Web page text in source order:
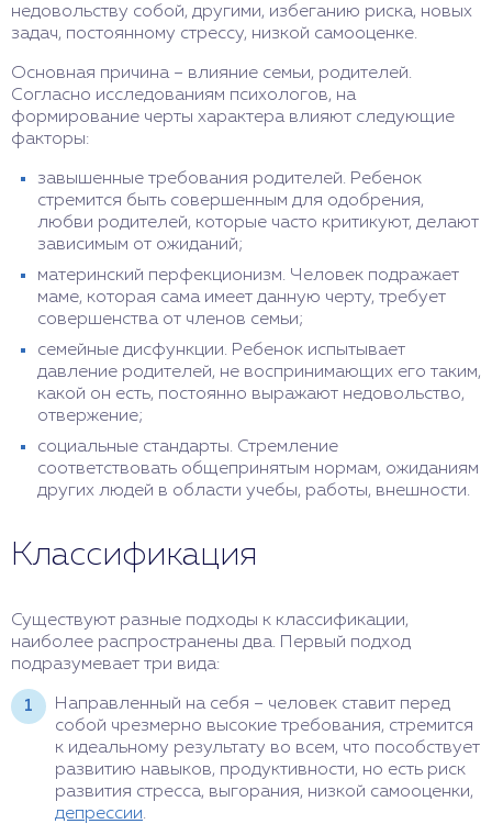
недовольству собой, другими, избеганию риска, новых
задач, постоянному стрессу, низкой самооценке.
Основная причина – влияние семьи, родителей.
Согласно исследованиям психологов, на
формирование черты характера влияют следующие
факторы:
завышенные требования родителей. Ребенок
стремится быть совершенным для одобрения,
любви родителей, которые часто критикуют, делают
зависимым от ожиданий;
материнский перфекционизм. Человек подражает
маме, которая сама имеет данную черту, требует
совершенства от членов семьи;
семейные дисфункции. Ребенок испытывает
давление родителей, не воспринимающих его таким,
какой он есть, постоянно выражают недовольство,
отвержение;
социальные стандарты. Стремление
соответствовать общепринятым нормам, ожиданиям
других людей в области учебы, работы, внешности.
Классификация
Существуют разные подходы к классификации,
наиболее распространены два. Первый подход
подразумевает три вида:
Направленный на себя – человек ставит перед
собой чрезмерно высокие требования, стремится
к идеальному результату во всем, что пособствует
развитию навыков, продуктивности, но есть риск
развития стресса, выгорания, низкой самооценки,
депрессии.